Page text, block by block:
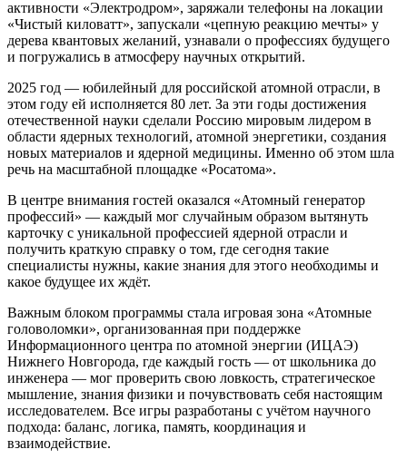
активности «Электродром», заряжали телефоны на локации
«Чистый киловатт», запускали «цепную реакцию мечты» у
дерева квантовых желаний, узнавали о профессиях будущего
и погружались в атмосферу научных открытий.
2025 год — юбилейный для российской атомной отрасли, в
этом году ей исполняется 80 лет. За эти годы достижения
отечественной науки сделали Россию мировым лидером в
области ядерных технологий, атомной энергетики, создания
новых материалов и ядерной медицины. Именно об этом шла
речь на масштабной площадке «Росатома».
В центре внимания гостей оказался «Атомный генератор
профессий» — каждый мог случайным образом вытянуть
карточку с уникальной профессией ядерной отрасли и
получить краткую справку о том, где сегодня такие
специалисты нужны, какие знания для этого необходимы и
какое будущее их ждёт.
Важным блоком программы стала игровая зона «Атомные
головоломки», организованная при поддержке
Информационного центра по атомной энергии (ИЦАЭ)
Нижнего Новгорода, где каждый гость — от школьника до
инженера — мог проверить свою ловкость, стратегическое
мышление, знания физики и почувствовать себя настоящим
исследователем. Все игры разработаны с учётом научного
подхода: баланс, логика, память, координация и
взаимодействие.